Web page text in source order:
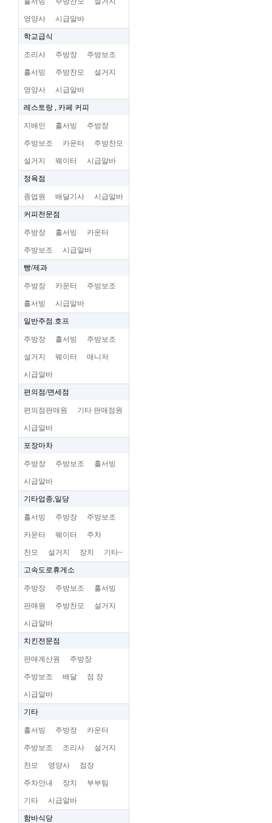
영양사 시급알바
학교급식
조리사 주방장 주방보조
홀서빙 주방찬모 설거지
영양사 시급알바
레스토랑 , 카페 커피
지배인 홀서빙 주방장
주방보조 카운터 주방찬모
설거지 웨이터 시급알바
정육점
종업원 배달기사 시급알바
커피전문점
주방장 홀서빙 카운터
주방보조 시급알바
빵/제과
주방장 카운터 주방보조
홀서빙 시급알바
일반주점.호프
주방장 홀서빙 주방보조
설거지 웨이터 매니저
시급알바
편의점/면세점
편의점판매원 기타 판매점원
시급알바
포장마차
주방장 주방보조 홀서빙
시급알바
기타업종,일당
홀서빙 주방장 주방보조
카운타 웨이터 주차
찬모 설거지 장치 기타~
고속도로휴게소
주방장 주방보조 홀서빙
판매원 주방찬모 설거지
시급알바
치킨전문점
판매계산원 주방장
주방보조 배달 점 장
시급알바
기타
홀서빙 주방장 카운터
주방보조 조리사 설거지
찬모 영양사 점장
주차안내 장치 부부팀
기타 시급알바
함바식당